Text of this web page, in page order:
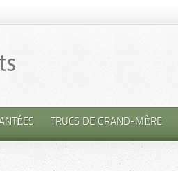
TRUCS DE GRAND-MÈRE